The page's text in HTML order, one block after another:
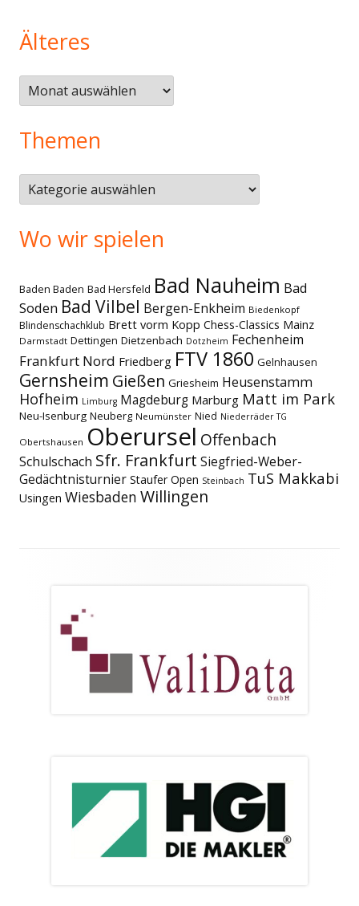
Älteres
Älteres
Themen
Themen
Wo wir spielen
Baden Baden Bad Hersfeld Bad Nauheim Bad
Soden Bad Vilbel Bergen-Enkheim Biedenkopf
Blindenschachklub Brett vorm Kopp Chess-Classics Mainz
Darmstadt Dettingen Dietzenbach Dotzheim Fechenheim
Frankfurt Nord Friedberg FTV 1860 Gelnhausen
Gernsheim Gießen Griesheim Heusenstamm
Hofheim Limburg Magdeburg Marburg Matt im Park
Neu-Isenburg Neuberg Neumünster Nied Niederräder TG
Obertshausen Oberursel Offenbach
Schulschach Sfr. Frankfurt Siegfried-Weber-
Gedächtnisturnier Staufer Open Steinbach TuS Makkabi
Usingen Wiesbaden Willingen